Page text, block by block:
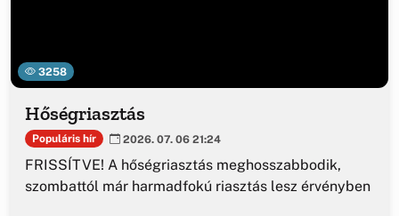
3258
Hőségriasztás
Populáris hír 2026. 07. 06 21:24
FRISSÍTVE! A hőségriasztás meghosszabbodik,
szombattól már harmadfokú riasztás lesz érvényben